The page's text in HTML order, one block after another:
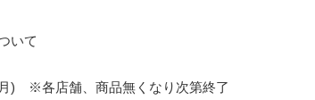
いて
) ※各店舗、商品無くなり次第終了